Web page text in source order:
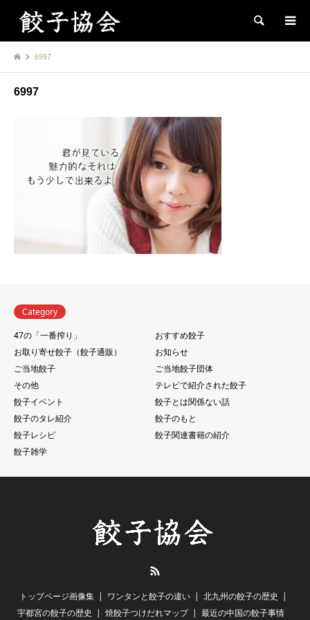
Search
6997
6997
Category
47の「一番搾り」
おすすめ餃子
お取り寄せ餃子（餃子通販）
お知らせ
ご当地餃子
ご当地餃子団体
その他
テレビで紹介された餃子
餃子イベント
餃子とは関係ない話
餃子のタレ紹介
餃子のもと
餃子レシピ
餃子関連書籍の紹介
餃子雑学
トップページ画像集 ワンタンと餃子の違い
北九州の餃子の歴史
宇都宮の餃子の歴史
焼餃子つけだれマップ 最近の中国の餃子事情